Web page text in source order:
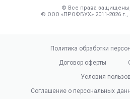
© Все права
© ООО «ПРОФБУХ» 2011-2026 г.,
Политика обработки
Договор оферты
Условия
Соглашение о персональных